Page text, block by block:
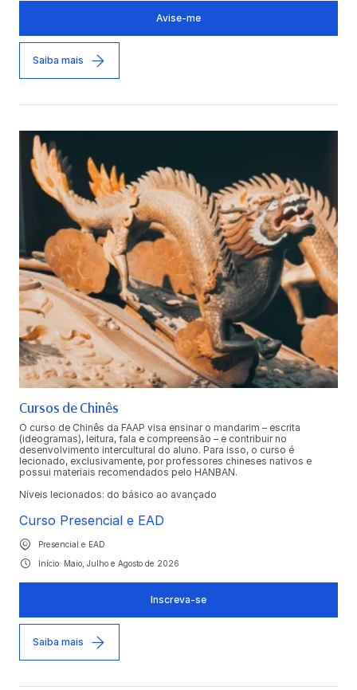
Avise-me
Saiba mais
Cursos de Chinês
O curso de Chinês da FAAP visa ensinar o mandarim – escrita
(ideogramas), leitura, fala e compreensão – e contribuir no
desenvolvimento intercultural do aluno. Para isso, o curso é
lecionado, exclusivamente, por professores chineses nativos e
possui materiais recomendados pelo HANBAN.
Níveis lecionados: do básico ao avançado
Curso Presencial e EAD
Presencial e EAD
Início: Maio, Julho e Agosto de 2026
Inscreva-se
Saiba mais